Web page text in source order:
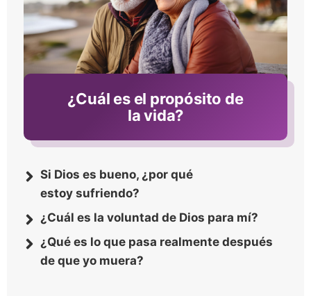
¿Cuál es el propósito de
la vida?
Si Dios es bueno, ¿por qué
estoy sufriendo?
¿Cuál es la voluntad de Dios para mí?
¿Qué es lo que pasa realmente después
de que yo muera?